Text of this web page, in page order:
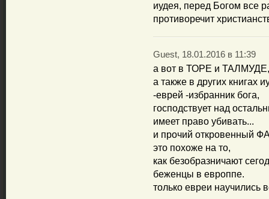
иудея, перед Богом все
противоречит
Guest, 18.01.2016 в 11:39
а вот в ТОРЕ и ТАЛМУДЕ,
а также в других книгах
-еврей -избранник бога,
господствует над
имеет право убивать...
и прочий откровенный
это похоже на то,
как безобразничают
беженцы в европпе.
только евреи научились